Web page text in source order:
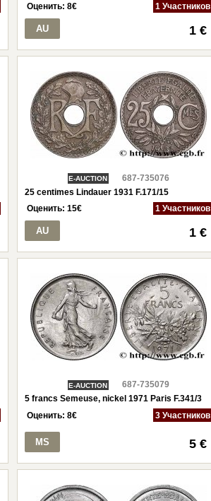
Оценить:8€ 1 Участников
AU 1 €
E-AUCTION
687-735076
25 centimes Lindauer 1931 F.171/15
Оценить:15€ 1 Участников
AU 1 €
E-AUCTION
687-735079
5 francs Semeuse, nickel 1971 Paris F.341/3
Оценить:8€ 3 Участников
MS 5 €